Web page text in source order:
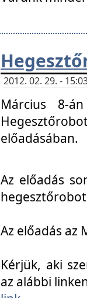
2012. 02. 29. -
Március 8-
előadásában.
Az előadás
Az előadás az
Kérjük, aki
az alábbi